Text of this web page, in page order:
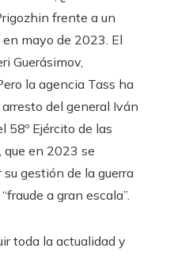
frente a un
mayo de 2023. El
Guerásimov,
la agencia Tass ha
del general Iván
58º Ejército de las
que en 2023 se
gestión de la guerra
a gran escala”.
toda la actualidad y